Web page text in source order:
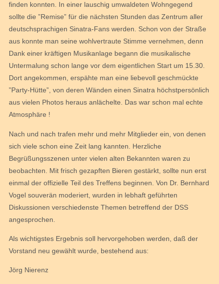
finden konnten. In einer lauschig umwaldeten Wohngegend
sollte die ”Remise” für die nächsten Stunden das Zentrum aller
deutschsprachigen Sinatra-Fans werden. Schon von der Straße
aus konnte man seine wohlvertraute Stimme vernehmen, denn
Dank einer kräftigen Musikanlage begann die musikalische
Untermalung schon lange vor dem eigentlichen Start um 15.30.
Dort angekommen, erspähte man eine liebevoll geschmückte
”Party-Hütte”, von deren Wänden einen Sinatra höchstpersönlich
aus vielen Photos heraus anlächelte. Das war schon mal echte
Atmosphäre !
Nach und nach trafen mehr und mehr Mitglieder ein, von denen
sich viele schon eine Zeit lang kannten. Herzliche
Begrüßungsszenen unter vielen alten Bekannten waren zu
beobachten. Mit frisch gezapften Bieren gestärkt, sollte nun erst
einmal der offizielle Teil des Treffens beginnen. Von Dr. Bernhard
Vogel souverän moderiert, wurden in lebhaft geführten
Diskussionen verschiedenste Themen betreffend der DSS
angesprochen.
Als wichtigstes Ergebnis soll hervorgehoben werden, daß der
Vorstand neu gewählt wurde, bestehend aus:
Jörg Nierenz